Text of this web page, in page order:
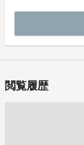
上記理由による不
ただいた後、出品
閲覧履歴